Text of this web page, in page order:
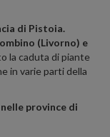
di Pistoia.
(Livorno) e
la caduta di piante
in varie parti della
province di